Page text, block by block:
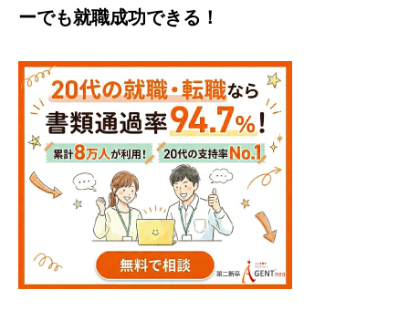
ーでも就職成功できる！